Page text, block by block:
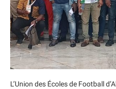
L’Union des Écoles de Football